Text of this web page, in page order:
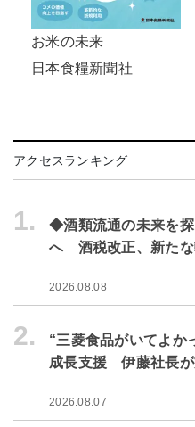
お米の未来
日本食糧新聞社
アクセスランキング
1.
◆酒類流通の未来を
へ 酒税改正、新たな
2026.08.08
2.
“三菱食品がいてよ
成長支援 伊藤社長が
2026.08.07